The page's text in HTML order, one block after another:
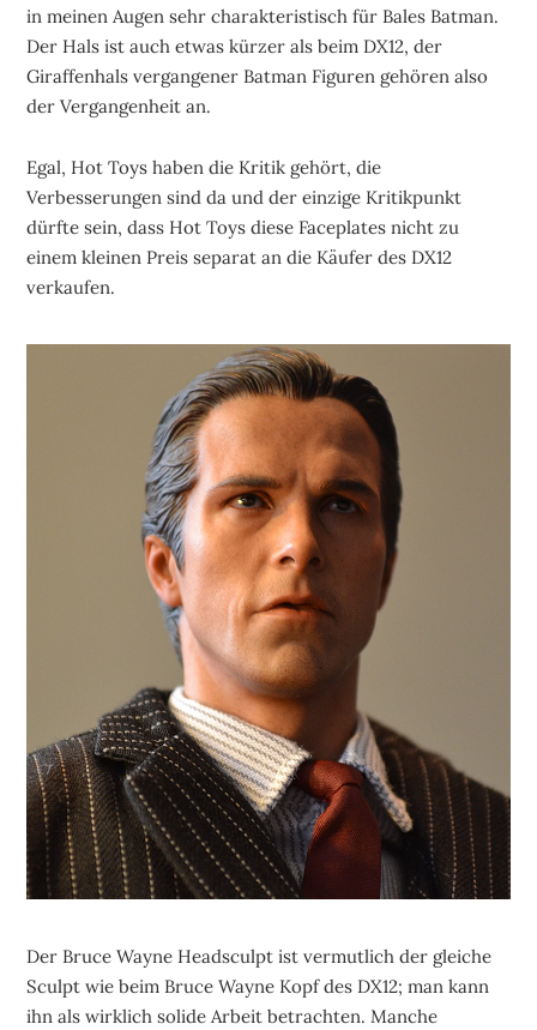
in meinen Augen sehr charakteristisch für Bales Batman.
Der Hals ist auch etwas kürzer als beim DX12, der
Giraffenhals vergangener Batman Figuren gehören also
der Vergangenheit an.
Egal, Hot Toys haben die Kritik gehört, die
Verbesserungen sind da und der einzige Kritikpunkt
dürfte sein, dass Hot Toys diese Faceplates nicht zu
einem kleinen Preis separat an die Käufer des DX12
verkaufen.
Der Bruce Wayne Headsculpt ist vermutlich der gleiche
Sculpt wie beim Bruce Wayne Kopf des DX12; man kann
ihn als wirklich solide Arbeit betrachten. Manche